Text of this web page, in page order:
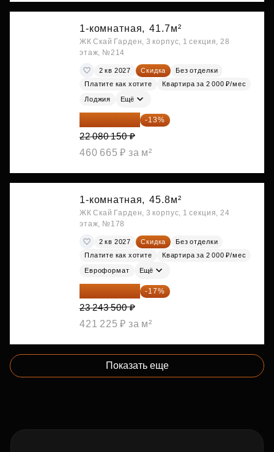
1-комнатная, 41.7м²
ЖК Скай Гарден, 3 корпус, 1 секция, 28
этаж, №214
2 кв 2027 Скидка
Без отделки
Платите как хотите
Квартира за 2 000 ₽/мес
Лоджия Ещё
19 209 731 ₽ -13%
22 080 150 ₽
460 665 ₽ за м²
1-комнатная, 45.8м²
ЖК Скай Гарден, 3 корпус, 1 секция, 24
этаж, №178
2 кв 2027 Скидка
Без отделки
Платите как хотите
Квартира за 2 000 ₽/мес
Евроформат Ещё
19 292 105 ₽ -17%
23 243 500 ₽
421 225 ₽ за м²
Показать еще